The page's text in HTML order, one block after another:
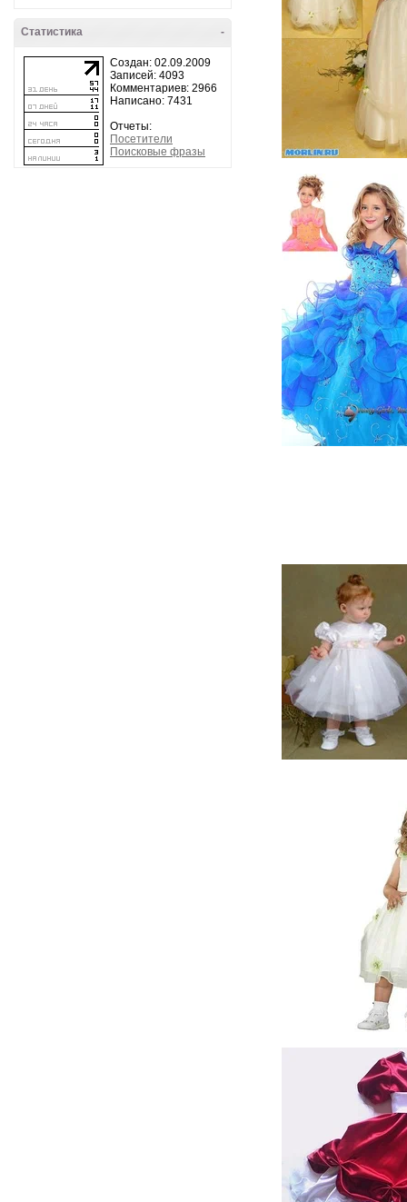
-
Статистика
Создан: 02.09.2009
Записей: 4093
Комментариев: 2966
Написано: 7431
Отчеты:
Посетители
Поисковые фразы